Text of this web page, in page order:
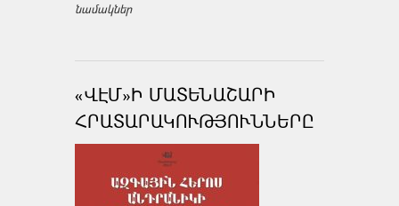
նամակներ
«ՎԷՄ»Ի ՄԱՏԵՆԱՇԱՐԻ
ՀՐԱՏԱՐԱԿՈՒԹՅՈՒՆՆԵՐԸ